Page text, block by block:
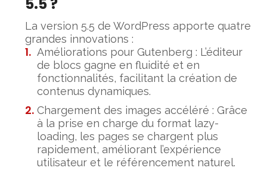
La version 5.5 de WordPress apporte quatre
grandes innovations :
Améliorations pour Gutenberg : L’éditeur
de blocs gagne en fluidité et en
fonctionnalités, facilitant la création de
contenus dynamiques.
Chargement des images accéléré : Grâce
à la prise en charge du format lazy-
loading, les pages se chargent plus
rapidement, améliorant l’expérience
utilisateur et le référencement naturel.